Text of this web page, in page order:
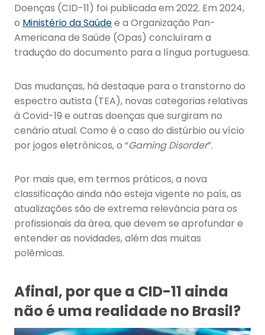
Doenças (CID-11) foi publicada em 2022. Em 2024,
o Ministério da Saúdee a Organização Pan-
Americana de Saúde (Opas) concluíram a
tradução do documento para a língua portuguesa.
Das mudanças, há destaque para o transtorno do
espectro autista (TEA), novas categorias relativas
à Covid-19 e outras doenças que surgiram no
cenário atual. Como é o caso do distúrbio ou vício
por jogos eletrônicos, o “Gaming Disorder”.
Por mais que, em termos práticos, a nova
classificação ainda não esteja vigente no país, as
atualizações são de extrema relevância para os
profissionais da área, que devem se aprofundar e
entender as novidades, além das muitas
polêmicas.
Afinal, por que a CID-11 ainda
não é uma realidade no Brasil?